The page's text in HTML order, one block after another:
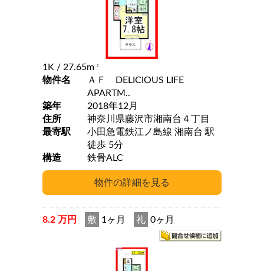
1K / 27.65m 2
物件名
ＡＦ DELICIOUS LIFE
APARTM..
築年
2018年12月
住所
神奈川県藤沢市湘南台４丁目
最寄駅
小田急電鉄江ノ島線 湘南台 駅
徒歩 5分
構造
鉄骨ALC
8.2 万円 敷 1ヶ月 礼 0ヶ月